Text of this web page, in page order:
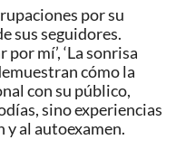
por su
sus seguidores.
mí’, ‘La sonrisa
cómo la
con su público,
sino experiencias
y al autoexamen.